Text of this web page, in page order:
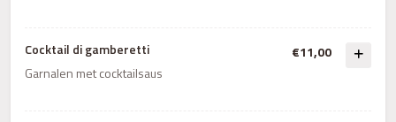
Cocktail di gamberetti
Garnalen met cocktailsaus
€11,00